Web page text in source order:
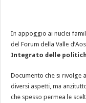
In appoggio ai nuclei
del Forum della Valle
Integrato delle
Documento che si rivolge
diversi aspetti, ma
che spesso permea le